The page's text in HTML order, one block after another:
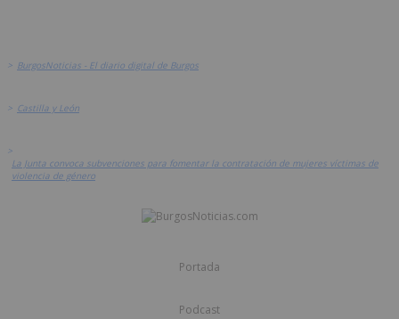
> BurgosNoticias - El diario digital de Burgos
> Castilla y León
>
La Junta convoca subvenciones para fomentar la contratación de mujeres víctimas de
violencia de género
Portada
Podcast